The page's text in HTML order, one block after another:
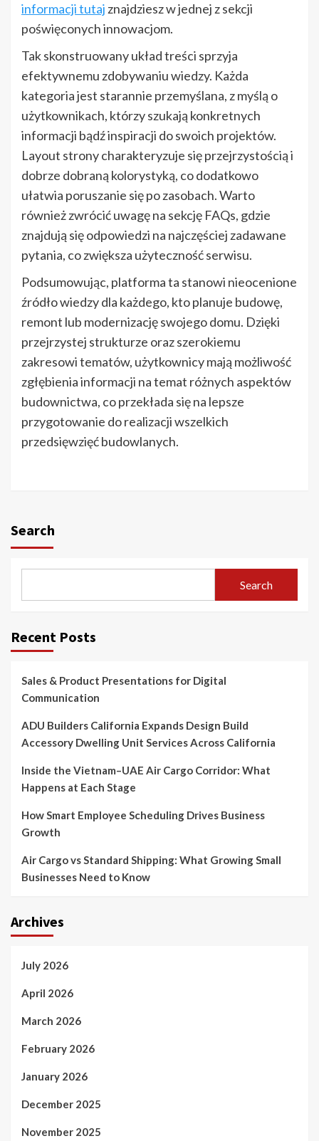
informacji tutaj znajdziesz w jednej z sekcji
poświęconych innowacjom.
Tak skonstruowany układ treści sprzyja
efektywnemu zdobywaniu wiedzy. Każda
kategoria jest starannie przemyślana, z myślą o
użytkownikach, którzy szukają konkretnych
informacji bądź inspiracji do swoich projektów.
Layout strony charakteryzuje się przejrzystością i
dobrze dobraną kolorystyką, co dodatkowo
ułatwia poruszanie się po zasobach. Warto
również zwrócić uwagę na sekcję FAQs, gdzie
znajdują się odpowiedzi na najczęściej zadawane
pytania, co zwiększa użyteczność serwisu.
Podsumowując, platforma ta stanowi nieocenione
źródło wiedzy dla każdego, kto planuje budowę,
remont lub modernizację swojego domu. Dzięki
przejrzystej strukturze oraz szerokiemu
zakresowi tematów, użytkownicy mają możliwość
zgłębienia informacji na temat różnych aspektów
budownictwa, co przekłada się na lepsze
przygotowanie do realizacji wszelkich
przedsięwzięć budowlanych.
Search
Search
Recent Posts
Sales & Product Presentations for Digital
Communication
ADU Builders California Expands Design Build
Accessory Dwelling Unit Services Across California
Inside the Vietnam–UAE Air Cargo Corridor: What
Happens at Each Stage
How Smart Employee Scheduling Drives Business
Growth
Air Cargo vs Standard Shipping: What Growing Small
Businesses Need to Know
Archives
July 2026
April 2026
March 2026
February 2026
January 2026
December 2025
November 2025